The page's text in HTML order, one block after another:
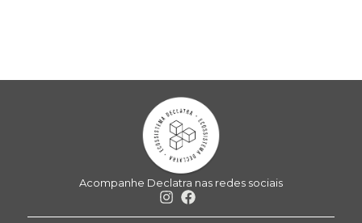
Acompanhe Declatra nas redes sociais